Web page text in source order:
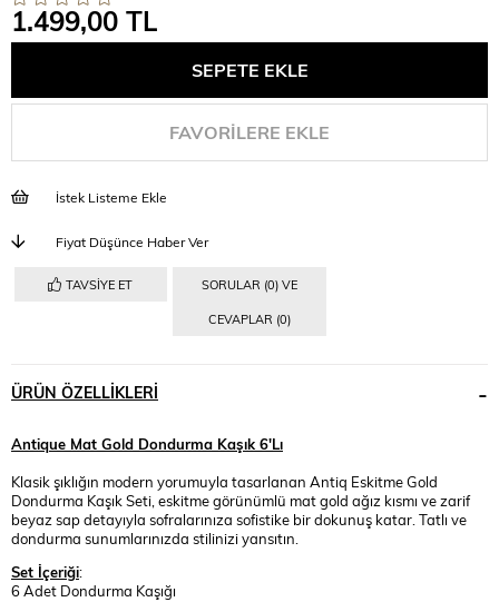
1.499,00 TL
FAVORILERE EKLE
İstek Listeme Ekle
Fiyat Düşünce Haber Ver
TAVSIYE ET SORULAR (0) VE
CEVAPLAR (0)
ÜRÜN ÖZELLIKLERI
Antique Mat Gold Dondurma Kaşık 6'Lı
Klasik şıklığın modern yorumuyla tasarlanan Antiq Eskitme Gold
Dondurma Kaşık Seti, eskitme görünümlü mat gold ağız kısmı ve zarif
beyaz sap detayıyla sofralarınıza sofistike bir dokunuş katar. Tatlı ve
dondurma sunumlarınızda stilinizi yansıtın.
Set İçeriği:
6 Adet Dondurma Kaşığı